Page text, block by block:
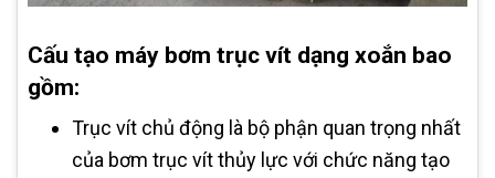
Cấu tạo máy bơm trục vít dạng xoắn bao
gồm:
Trục vít chủ động là bộ phận quan trọng nhất
của bơm trục vít thủy lực với chức năng tạo